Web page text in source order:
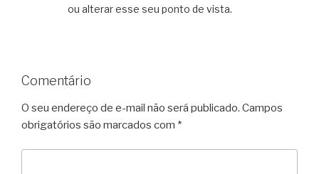
ou alterar esse seu ponto de vista.
Comentário
O seu endereço de e-mail não será publicado. Campos
obrigatórios são marcados com *